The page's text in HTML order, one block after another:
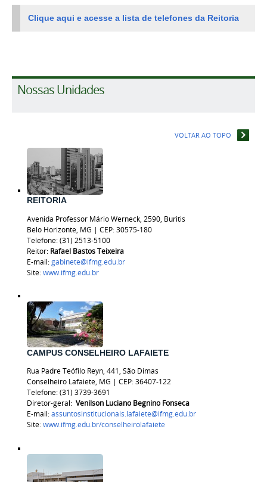
Clique aqui e acesse a lista de telefones da Reitoria
Nossas Unidades
VOLTAR AO TOPO
REITORIA
Avenida Professor Mário Werneck, 2590, Buritis
Belo Horizonte, MG | CEP: 30575-180
Telefone: (31) 2513-5100
Reitor: Rafael BastosTeixeira
E-mail:gabinete@ifmg.edu.br
Site:www.ifmg.edu.br
CAMPUS CONSELHEIRO LAFAIETE
Rua Padre Teófilo Reyn, 441, São Dimas
Conselheiro Lafaiete, MG | CEP: 36407-122
Telefone:(31) 3739-3691
Diretor-geral: Venilson Luciano Begnino Fonseca
E-mail:assuntosinstitucionais.lafaiete@ifmg.edu.br
Site:www.ifmg.edu.br/conselheirolafaiete